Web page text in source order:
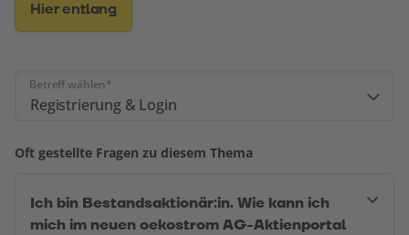
Hier entlang
Betreff wählen*
Registrierung & Login
Oft gestellte Fragen zu diesem Thema
Ich bin Bestandsaktionär:in. Wie kann ich
mich im neuen oekostrom AG-Aktienportal